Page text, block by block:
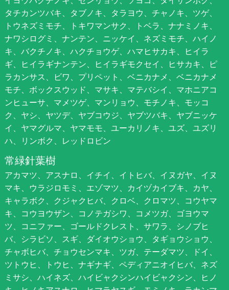
タチカンツバキ、タブノキ、タラヨウ、チャノキ、ツゲ、
トウネズミモチ、トキワマンサク、トベラ、ナナミノキ、
ナワシログミ、ナンテン、ニッケイ、ネズミモチ、ハイノ
キ、バクチノキ、ハクチョウゲ、ハマヒサカキ、ヒイラ
ギ、ヒイラギナンテン、ヒイラギモクセイ、ヒサカキ、ピ
ラカンサス、ビワ、プリペット、ベニカナメ、ベニカナメ
モチ、ボックスウッド、マサキ、マテバシイ、マホニアコ
ンヒューサ、マメツゲ、マンリョウ、モチノキ、モッコ
ク、ヤシ、ヤツデ、ヤブコウジ、ヤブツバキ、ヤブニッケ
イ、ヤマグルマ、ヤマモモ、ユーカリノキ、ユズ、ユズリ
ハ、リンボク、レッドロビン
常緑針葉樹
アカマツ、アスナロ、イチイ、イトヒバ、イヌガヤ、イヌ
マキ、ウラジロモミ、エゾマツ、カイヅカイブキ、カヤ、
キャラボク、クジャクヒバ、クロベ、クロマツ、コウヤマ
キ、コウヨウザン、コノテガシワ、コメツガ、ゴヨウマ
ツ、コニファー、ゴールドクレスト、サワラ、シノブヒ
バ、シラビソ、スギ、ダイオウショウ、タギョウショウ、
チャボヒバ、チョウセンマキ、ツガ、テーダマツ、ドイ、
ツトウヒ、トウヒ、ナギナギ、ペディアニオイヒバ、ネズ
ミサシ、ハイネズ、ハイビャクシンハイビャクシン、ヒノ